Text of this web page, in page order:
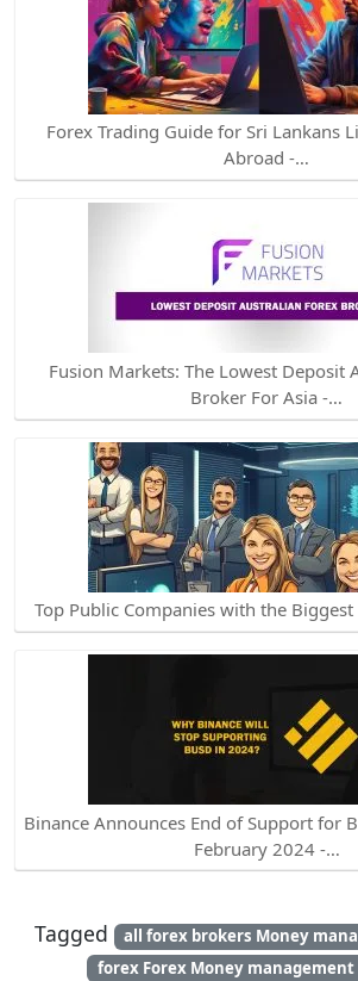
Forex Trading Guide for Sri Lankans
Abroad -…
Fusion Markets: The Lowest Deposit
Broker For Asia -…
Top Public Companies with the
Binance Announces End of Support for
February 2024 -…
Tagged all forex brokers Money
forex Forex Money